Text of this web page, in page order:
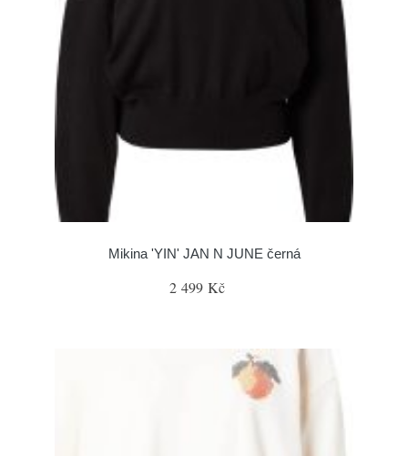
Mikina 'YIN' JAN N JUNE černá
2 499 Kč